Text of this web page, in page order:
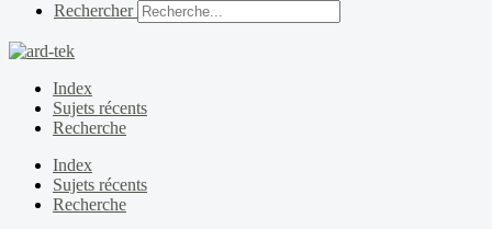
Rechercher
Index
Sujets récents
Recherche
Index
Sujets récents
Recherche